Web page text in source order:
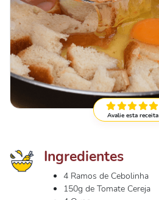
Avalie esta receita
Ingredientes
4 Ramos de Cebolinha
150g de Tomate Cereja